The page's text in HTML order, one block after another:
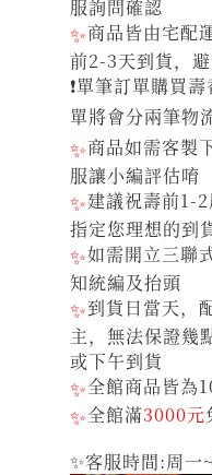
服詢問確認
✨商品皆由宅配
前2-3天到貨，
❗單筆訂單購買
單將會分兩筆物
✨商品如需客製
服讓小編評估唷
✨建議祝壽前1-
指定您理想的到
✨如需開立三聯
知統編及抬頭
✨到貨日當天，
主，無法保證幾
或下午到貨
✨全館商品皆為
✨全館滿3000元
✨客服時間:周一